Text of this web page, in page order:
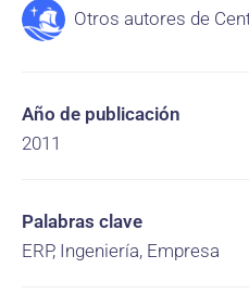
Otros autores de
Año de publicación
2011
Palabras clave
ERP, Ingeniería, Empresa